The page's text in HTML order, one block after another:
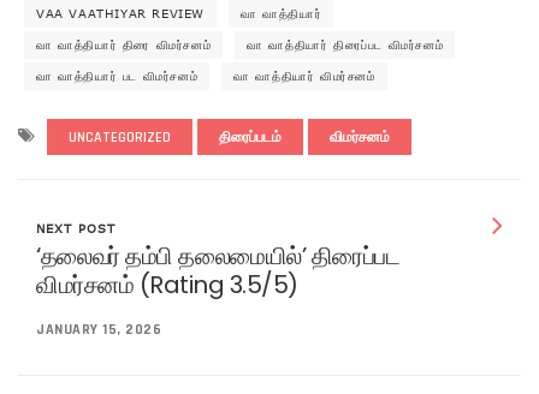
VAA VAATHIYAR REVIEW வா வாத்தியார்
வா வாத்தியார் திரை விமர்சனம் வா வாத்தியார் திரைப்பட விமர்சனம்
வா வாத்தியார் பட விமர்சனம் வா வாத்தியார் விமர்சனம்
UNCATEGORIZED திரைப்படம் விமர்சனம்
NEXT POST
‘தலைவர் தம்பி தலைமையில்’ திரைப்பட
விமர்சனம் (Rating 3.5/5)
JANUARY 15, 2026